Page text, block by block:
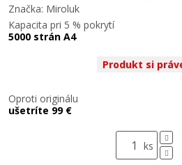
Značka: Miroluk
Kapacita pri 5 % pokrytí
5000 strán A4
Produkt si
Oproti originálu
ušetríte 99 €
ks